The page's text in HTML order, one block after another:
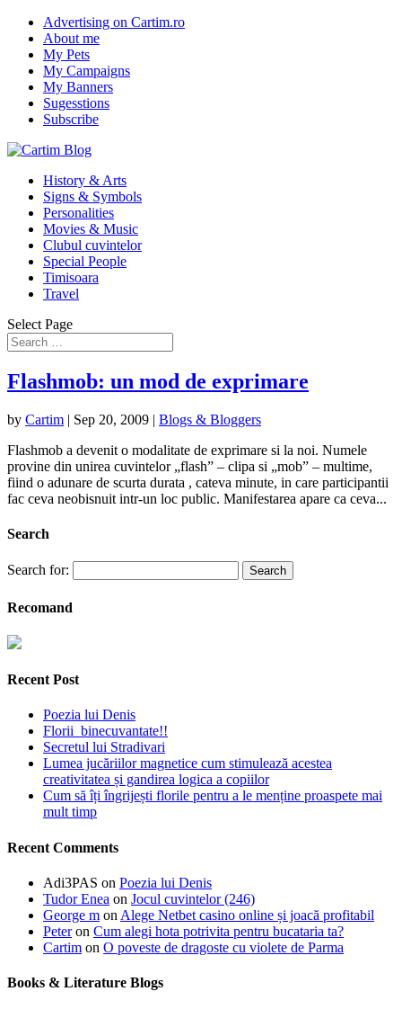
Advertising on Cartim.ro
About me
My Pets
My Campaigns
My Banners
Sugesstions
Subscribe
History & Arts
Signs & Symbols
Personalities
Movies & Music
Clubul cuvintelor
Special People
Timisoara
Travel
Select Page
Flashmob: un mod de exprimare
by Cartim | Sep 20, 2009 | Blogs & Bloggers
Flashmob a devenit o modalitate de exprimare si la noi. Numele
provine din unirea cuvintelor „flash” – clipa si „mob” – multime,
fiind o adunare de scurta durata , cateva minute, in care participantii
fac ceva neobisnuit intr-un loc public. Manifestarea apare ca ceva...
Search
Search for:
Recomand
Recent Post
Poezia lui Denis
Florii binecuvantate!!
Secretul lui Stradivari
Lumea jucăriilor magnetice cum stimulează acestea
creativitatea și gandirea logica a copiilor
Cum să îți îngrijești florile pentru a le menține proaspete mai
mult timp
Recent Comments
Adi3PAS on Poezia lui Denis
Tudor Enea on Jocul cuvintelor (246)
George m on Alege Netbet casino online și joacă profitabil
Peteron Cum alegi hota potrivita pentru bucataria ta?
Cartim on O poveste de dragoste cu violete de Parma
Books & Literature Blogs